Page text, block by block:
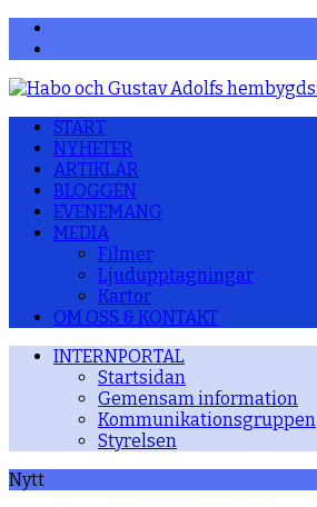
START
NYHETER
ARTIKLAR
BLOGGEN
EVENEMANG
MEDIA
Filmer
Ljudupptagningar
Kartor
OM OSS & KONTAKT
INTERNPORTAL
Startsidan
Gemensam information
Kommunikationsgruppen
Styrelsen
Nytt